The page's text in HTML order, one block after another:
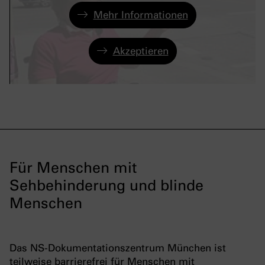
Mehr Informationen
Akzeptieren
Für Menschen mit
Sehbehinderung und blinde
Menschen
Das NS-Dokumentationszentrum München ist
teilweise barrierefrei für Menschen mit